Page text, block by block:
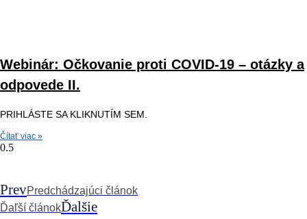
Webinár: Očkovanie proti COVID-19 – otázky a
odpovede II.
PRIHLÁSTE SA KLIKNUTÍM SEM.
Čítať viac »
PrevPredchádzajúci článok
Ďaľší článokĎalšie